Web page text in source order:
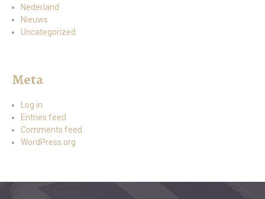
Nederland
Nieuws
Uncategorized
Meta
Log in
Entries feed
Comments feed
WordPress.org